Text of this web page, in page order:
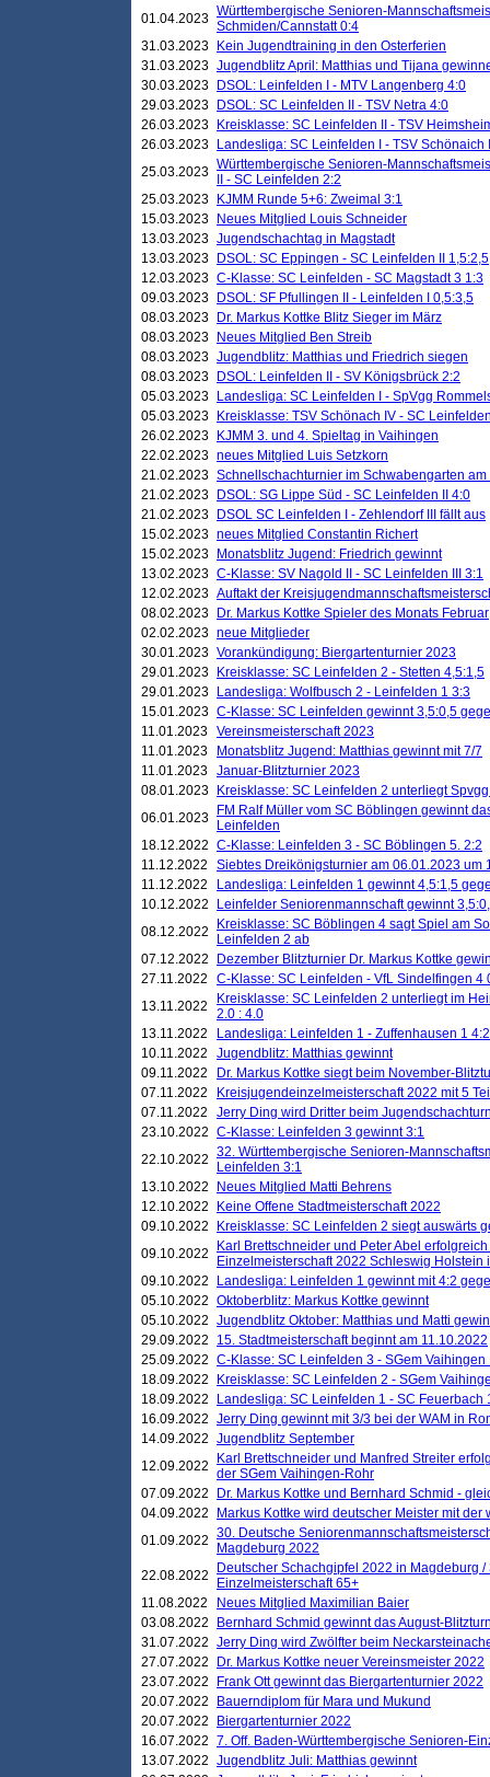
01.04.2023 Württembergische Senioren-
Schmiden/Cannstatt 0:4
31.03.2023
Kein Jugendtraining in den Osterferien
31.03.2023 Jugendblitz April: Matthias und Tijana
30.03.2023
DSOL: Leinfelden I - MTV Langenberg 4:0
29.03.2023
DSOL: SC Leinfelden II - TSV Netra 4:0
26.03.2023
Kreisklasse: SC Leinfelden II - TSV
26.03.2023
Landesliga: SC Leinfelden I - TSV Schönaich
25.03.2023 Württembergische Senioren-
II - SC Leinfelden 2:2
25.03.2023
KJMM Runde 5+6: Zweimal 3:1
15.03.2023
Neues Mitglied Louis Schneider
13.03.2023 Jugendschachtag in Magstadt
13.03.2023
DSOL: SC Eppingen - SC Leinfelden II 1,5:2,5
12.03.2023 C-Klasse: SC Leinfelden - SC Magstadt 3 1:3
09.03.2023
DSOL: SF Pfullingen II - Leinfelden I 0,5:3,5
08.03.2023
Dr. Markus Kottke Blitz Sieger im März
08.03.2023
Neues Mitglied Ben Streib
08.03.2023 Jugendblitz: Matthias und Friedrich siegen
08.03.2023
DSOL: Leinfelden II - SV Königsbrück 2:2
05.03.2023
Landesliga: SC Leinfelden I - SpVgg
05.03.2023
Kreisklasse: TSV Schönach IV - SC
26.02.2023
KJMM 3. und 4. Spieltag in Vaihingen
22.02.2023 neues Mitglied Luis Setzkorn
21.02.2023 Schnellschachturnier im Schwabengarten
21.02.2023
DSOL: SG Lippe Süd - SC Leinfelden II 4:0
21.02.2023
DSOL SC Leinfelden I - Zehlendorf III fällt aus
15.02.2023 neues Mitglied Constantin Richert
15.02.2023
Monatsblitz Jugend: Friedrich gewinnt
13.02.2023 C-Klasse: SV Nagold II - SC Leinfelden III 3:1
12.02.2023 Auftakt der
08.02.2023
Dr. Markus Kottke Spieler des Monats Februar
02.02.2023 neue Mitglieder
30.01.2023 Vorankündigung: Biergartenturnier 2023
29.01.2023
Kreisklasse: SC Leinfelden 2 - Stetten 4,5:1,5
29.01.2023
Landesliga: Wolfbusch 2 - Leinfelden 1 3:3
15.01.2023 C-Klasse: SC Leinfelden gewinnt 3,5:0,5
11.01.2023 Vereinsmeisterschaft 2023
11.01.2023
Monatsblitz Jugend: Matthias gewinnt mit 7/7
11.01.2023 Januar-Blitzturnier 2023
08.01.2023
Kreisklasse: SC Leinfelden 2 unterliegt
06.01.2023
FM Ralf Müller vom SC Böblingen gewinnt
Leinfelden
18.12.2022 C-Klasse: Leinfelden 3 - SC Böblingen 5. 2:2
11.12.2022
Siebtes Dreikönigsturnier am 06.01.2023 um
11.12.2022
Landesliga: Leinfelden 1 gewinnt 4,5:1,5
10.12.2022
Leinfelder Seniorenmannschaft gewinnt
08.12.2022
Kreisklasse: SC Böblingen 4 sagt Spiel am
Leinfelden 2 ab
07.12.2022
Dezember Blitzturnier Dr. Markus Kottke
27.11.2022
C-Klasse: SC Leinfelden - VfL Sindelfingen 4
13.11.2022
Kreisklasse: SC Leinfelden 2 unterliegt im
2.0 : 4.0
13.11.2022
Landesliga: Leinfelden 1 - Zuffenhausen 1 4:2
10.11.2022
Jugendblitz: Matthias gewinnt
09.11.2022
Dr. Markus Kottke siegt beim November-
07.11.2022
Kreisjugendeinzelmeisterschaft 2022 mit 5
07.11.2022
Jerry Ding wird Dritter beim
23.10.2022 C-Klasse: Leinfelden 3 gewinnt 3:1
22.10.2022 32. Württembergische Senioren-
Leinfelden 3:1
13.10.2022
Neues Mitglied Matti Behrens
12.10.2022
Keine Offene Stadtmeisterschaft 2022
09.10.2022
Kreisklasse: SC Leinfelden 2 siegt auswärts
09.10.2022
Karl Brettschneider und Peter Abel
Einzelmeisterschaft 2022 Schleswig Holstein
09.10.2022
Landesliga: Leinfelden 1 gewinnt mit 4:2
05.10.2022 Oktoberblitz: Markus Kottke gewinnt
05.10.2022 Jugendblitz Oktober: Matthias und Matti
29.09.2022
15. Stadtmeisterschaft beginnt am 11.10.2022
25.09.2022 C-Klasse: SC Leinfelden 3 - SGem Vaihingen
18.09.2022
Kreisklasse: SC Leinfelden 2 - SGem
18.09.2022
Landesliga: SC Leinfelden 1 - SC Feuerbach
16.09.2022 Jerry Ding gewinnt mit 3/3 bei der WAM in
14.09.2022 Jugendblitz September
12.09.2022
Karl Brettschneider und Manfred Streiter
der SGem Vaihingen-Rohr
07.09.2022
Dr. Markus Kottke und Bernhard Schmid -
04.09.2022
Markus Kottke wird deutscher Meister mit
01.09.2022 30. Deutsche
Magdeburg 2022
22.08.2022
Deutscher Schachgipfel 2022 in Magdeburg
Einzelmeisterschaft 65+
11.08.2022
Neues Mitglied Maximilian Baier
03.08.2022
Bernhard Schmid gewinnt das August-
31.07.2022 Jerry Ding wird Zwölfter beim
27.07.2022
Dr. Markus Kottke neuer Vereinsmeister 2022
23.07.2022
Frank Ott gewinnt das Biergartenturnier 2022
20.07.2022
Bauerndiplom für Mara und Mukund
20.07.2022
Biergartenturnier 2022
16.07.2022 7. Off. Baden-Württembergische Senioren-
13.07.2022 Jugendblitz Juli: Matthias gewinnt